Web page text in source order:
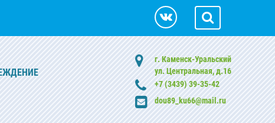
г. Каменск-Уральский
ул. Центральная, д.16
+7 (3439) 39-35-42
dou89_ku66@mail.ru